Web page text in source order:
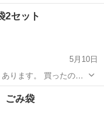
か？？
い
2セット
5月10日
ります。 買ったので
いるのでお譲りしま
。 小袋5枚につき超極
み袋